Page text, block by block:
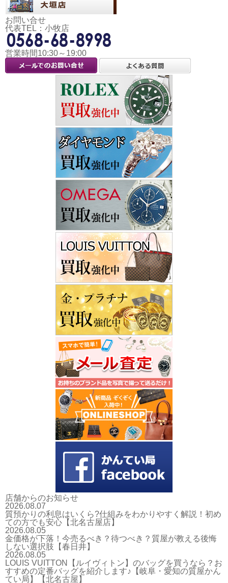
お問い合せ
代表TEL：小牧店
営業時間10:30～19:00
店舗からのお知らせ
2026.08.07
質預かりの利息はいくら?仕組みをわかりやすく解説！初め
ての方でも安心【北名古屋店】
2026.08.05
金価格が下落！今売るべき？待つべき？質屋が教える後悔
しない選択肢【春日井】
2026.08.05
LOUIS VUITTON【ルイヴィトン】のバッグを買うなら？お
すすめの定番バッグを紹介します♪【岐阜・愛知の質屋かん
てい局】【北名古屋】